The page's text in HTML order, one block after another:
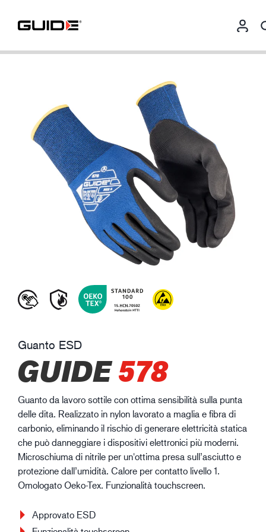
Guanto ESD
GUIDE578
Guanto da lavoro sottile con ottima sensibilità sulla punta
delle dita. Realizzato in nylon lavorato a maglia e fibra di
carbonio, eliminando il rischio di generare elettricità statica
che può danneggiare i dispositivi elettronici più moderni.
Microschiuma di nitrile per un'ottima presa sull’asciutto e
protezione dall’umidità. Calore per contatto livello 1.
Omologato Oeko-Tex. Funzionalità touchscreen.
Approvato ESD